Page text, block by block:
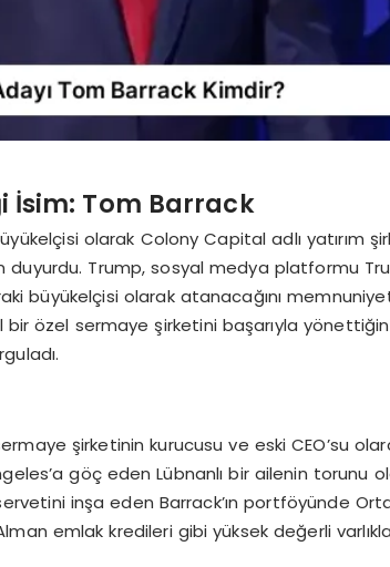
İsim: Tom Barrack
olarak Colony Capital adlı yatırım
duyurdu. Trump, sosyal medya platformu
büyükelçisi olarak atanacağını
bir özel sermaye şirketini başarıyla
şirketinin kurucusu ve eski CEO’su
göç eden Lübnanlı bir ailenin torunu
inşa eden Barrack’ın portföyünde
emlak kredileri gibi yüksek değerli